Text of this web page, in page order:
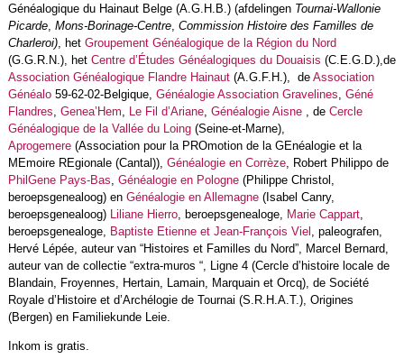
Généalogique du Hainaut Belge (A.G.H.B.) (afdelingen Tournai-Wallonie
Picarde, Mons-Borinage-Centre, Commission Histoire des Familles de
Charleroi), het Groupement Généalogique de la Région du Nord
(G.G.R.N.), het Centre d’Études Généalogiques du Douaisis (C.E.G.D.),de
Association Généalogique Flandre Hainaut(A.G.F.H.), de Association
Généalo59-62-02-Belgique, Généalogie Association Gravelines, Géné
Flandres, Genea’Hem, Le Fil d’Ariane, Généalogie Aisne, de Cercle
Généalogique de la Vallée du Loing(Seine-et-Marne),
Aprogemere(Association pour la PROmotion de la GEnéalogie et la
MEmoire REgionale (Cantal)), Généalogie en Corrèze, Robert Philippo de
PhilGene Pays-Bas, Généalogie en Pologne(Philippe Christol,
beroepsgenealoog) en Généalogie en Allemagne(Isabel Canry,
beroepsgenealoog) Liliane Hierro, beroepsgenealoge, Marie Cappart,
beroepsgenealoge, Baptiste Etienne et Jean-François Viel , paleografen,
Hervé Lépée, auteur van “Histoires et Familles du Nord”, Marcel Bernard,
auteur van de collectie “extra-muros “, Ligne 4 (Cercle d’histoire locale de
Blandain, Froyennes, Hertain, Lamain, Marquain et Orcq), de Société
Royale d’Histoire et d’Archélogie de Tournai (S.R.H.A.T.), Origines
(Bergen) en Familiekunde Leie.
Inkom is gratis.